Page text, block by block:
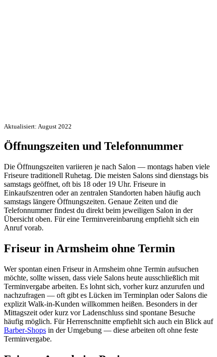
Aktualisiert: August 2022
Öffnungszeiten und Telefonnummer
Die Öffnungszeiten variieren je nach Salon — montags haben viele
Friseure traditionell Ruhetag. Die meisten Salons sind dienstags bis
samstags geöffnet, oft bis 18 oder 19 Uhr. Friseure in
Einkaufszentren oder an zentralen Standorten haben häufig auch
samstags längere Öffnungszeiten. Genaue Zeiten und die
Telefonnummer findest du direkt beim jeweiligen Salon in der
Übersicht oben. Für eine Terminvereinbarung empfiehlt sich ein
Anruf vorab.
Friseur in Armsheim ohne Termin
Wer spontan einen Friseur in Armsheim ohne Termin aufsuchen
möchte, sollte wissen, dass viele Salons heute ausschließlich mit
Terminvergabe arbeiten. Es lohnt sich, vorher kurz anzurufen und
nachzufragen — oft gibt es Lücken im Terminplan oder Salons die
explizit Walk-in-Kunden willkommen heißen. Besonders in der
Mittagszeit oder kurz vor Ladenschluss sind spontane Besuche
häufig möglich. Für Herrenschnitte empfiehlt sich auch ein Blick auf
Barber-Shops in der Umgebung — diese arbeiten oft ohne feste
Terminvergabe.